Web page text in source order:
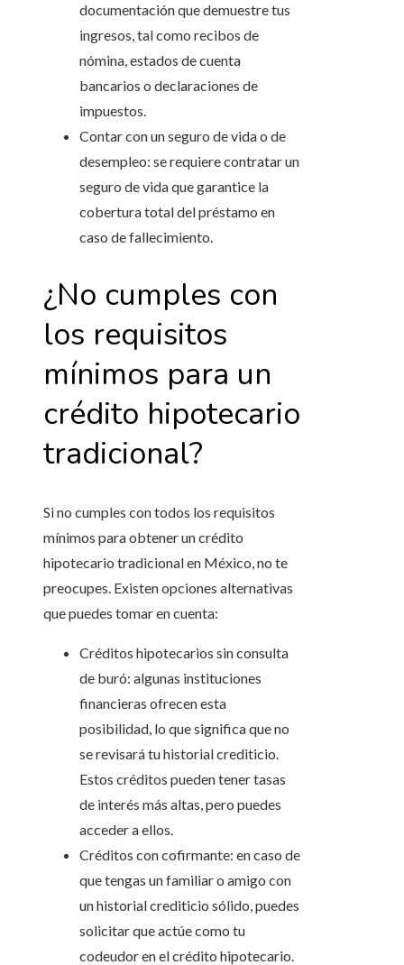
documentación que demuestre tus
ingresos, tal como recibos de
nómina, estados de cuenta
bancarios o declaraciones de
impuestos.
Contar con un seguro de vida o de
desempleo: se requiere contratar un
seguro de vida que garantice la
cobertura total del préstamo en
caso de fallecimiento.
¿No cumples con
los requisitos
mínimos para un
crédito hipotecario
tradicional?
Si no cumples con todos los requisitos
mínimos para obtener un crédito
hipotecario tradicional en México, no te
preocupes. Existen opciones alternativas
que puedes tomar en cuenta:
Créditos hipotecarios sin consulta
de buró: algunas instituciones
financieras ofrecen esta
posibilidad, lo que significa que no
se revisará tu historial crediticio.
Estos créditos pueden tener tasas
de interés más altas, pero puedes
acceder a ellos.
Créditos con cofirmante: en caso de
que tengas un familiar o amigo con
un historial crediticio sólido, puedes
solicitar que actúe como tu
codeudor en el crédito hipotecario.